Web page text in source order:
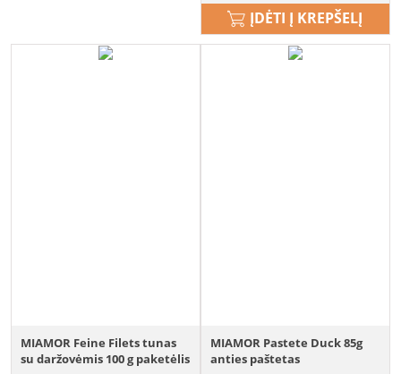
ĮDĖTI Į KREPŠELĮ
MIAMOR Feine Filets tunas
su daržovėmis 100 g paketėlis
MIAMOR Pastete Duck 85g
anties paštetas